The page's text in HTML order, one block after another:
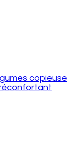
copieuse